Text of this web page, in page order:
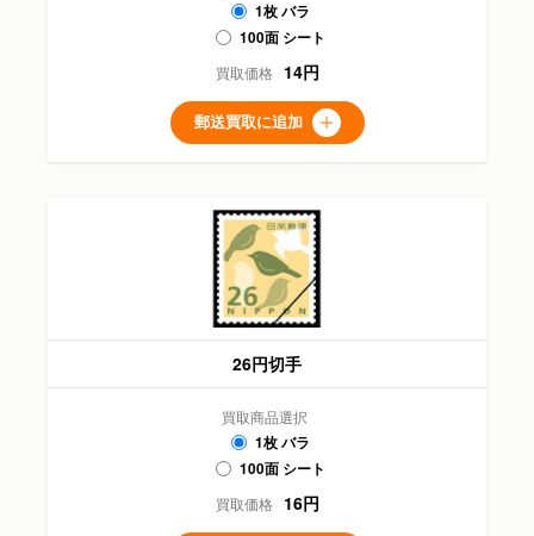
1枚 バラ
100面 シート
買取価格
14円
郵送買取に追加
26円切手
買取商品選択
1枚 バラ
100面 シート
買取価格
16円